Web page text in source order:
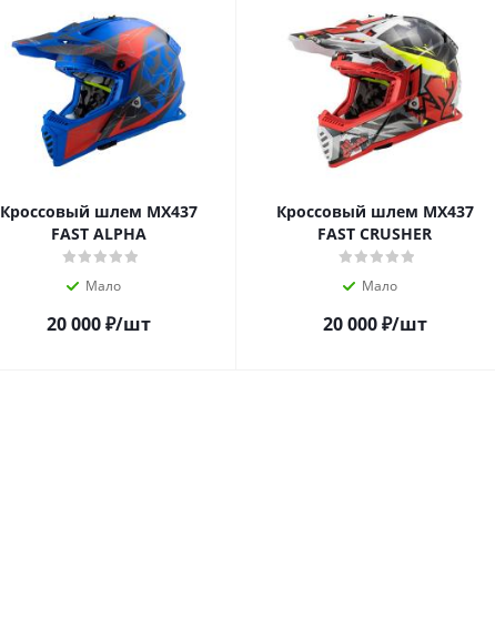
Кроссовый шлем MX437
FAST ALPHA
Мало
20 000₽/шт
Кроссовый шлем MX437
FAST CRUSHER
Мало
20 000₽/шт